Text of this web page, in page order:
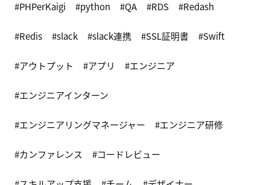
PHPerKaigi python QA RDS Redash
Redis slack slack連携 SSL証明書 Swift
アウトプット アプリ エンジニア
エンジニアインターン
エンジニアリングマネージャー エンジニア研修
カンファレンス コードレビュー